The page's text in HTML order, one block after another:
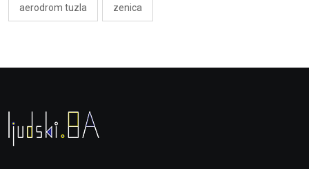
aerodrom tuzla zenica